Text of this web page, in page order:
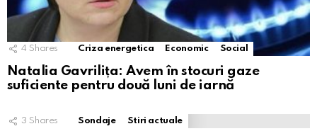
4 Shares Criza energetica Economic Social
Natalia Gavrilița: Avem în stocuri gaze
suficiente pentru două luni de iarnă
3 Shares Sondaje Stiri actuale